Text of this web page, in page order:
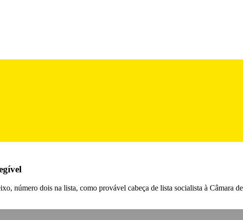
número dois na lista, como provável cabeça de lista socialista à Câmara